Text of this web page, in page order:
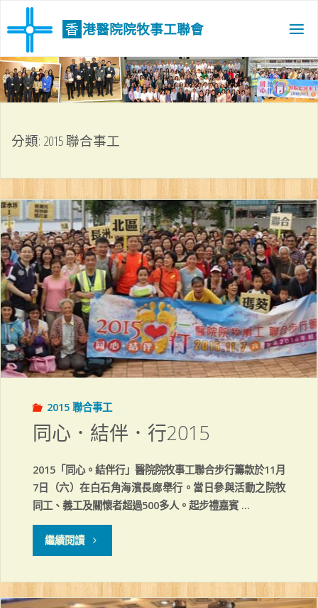
to
香 港醫院院牧事工聯會
分類: 2015 聯合事工
2015 聯合事工
同心．結伴．行2015
2015「同心。結伴行」醫院院牧事工聯合步行籌款於11月
7日（六）在白石角海濱長廊舉行。當日參與活動之院牧
同工、義工及關懷者超過500多人。起步禮嘉賓 …
繼續閱讀"同
結